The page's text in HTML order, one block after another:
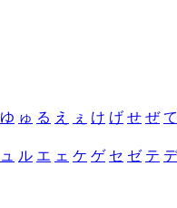
ゆ ゅ る え ぇ け げ せ ぜ て
ュ ル エ ェ ケ ゲ セ ゼ テ デ